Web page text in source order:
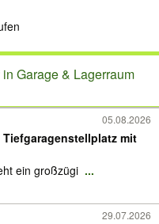
in Garage & Lagerraum
05.08.2026
mit
ein großzügi ...
29.07.2026